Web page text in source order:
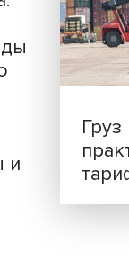
как
не
увидеть
в
умы
—